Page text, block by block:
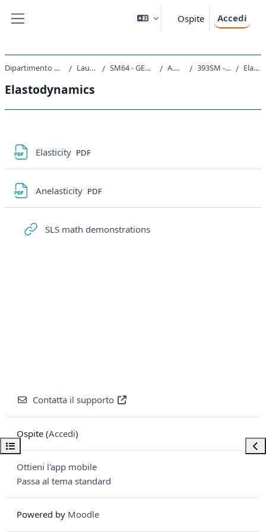
Ospite Accedi
Apri indice del corso
Dipartimento di Matematica e Geoscienze Laurea Magistrale SM64 - GEOPHYSICS AND GEODATA A.A. 2024 - 2025 393SM - SEISMOLOGY 2024 Elastodynamics
Elastodynamics
Elasticity File
PDF
Anelasticity File
PDF
SLS math demonstrationsURL
Contatta il supporto
Ospite (Accedi)
Ottieni l'app mobile
Passa al tema standard
Powered by Moodle